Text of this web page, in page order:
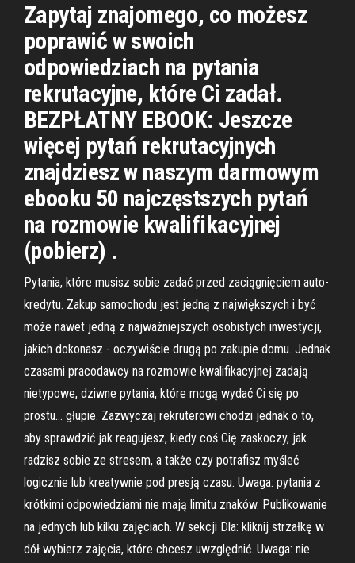
Zapytaj znajomego, co możesz
poprawić w swoich
odpowiedziach na pytania
rekrutacyjne, które Ci zadał.
BEZPŁATNY EBOOK: Jeszcze
więcej pytań rekrutacyjnych
znajdziesz w naszym darmowym
ebooku 50 najczęstszych pytań
na rozmowie kwalifikacyjnej
(pobierz) .
Pytania, które musisz sobie zadać przed zaciągnięciem auto-
kredytu. Zakup samochodu jest jedną z największych i być
może nawet jedną z najważniejszych osobistych inwestycji,
jakich dokonasz - oczywiście drugą po zakupie domu. Jednak
czasami pracodawcy na rozmowie kwalifikacyjnej zadają
nietypowe, dziwne pytania, które mogą wydać Ci się po
prostu… głupie. Zazwyczaj rekruterowi chodzi jednak o to,
aby sprawdzić jak reagujesz, kiedy coś Cię zaskoczy, jak
radzisz sobie ze stresem, a także czy potrafisz myśleć
logicznie lub kreatywnie pod presją czasu. Uwaga: pytania z
krótkimi odpowiedziami nie mają limitu znaków. Publikowanie
na jednych lub kilku zajęciach. W sekcji Dla: kliknij strzałkę w
dół wybierz zajęcia, które chcesz uwzględnić. Uwaga: nie